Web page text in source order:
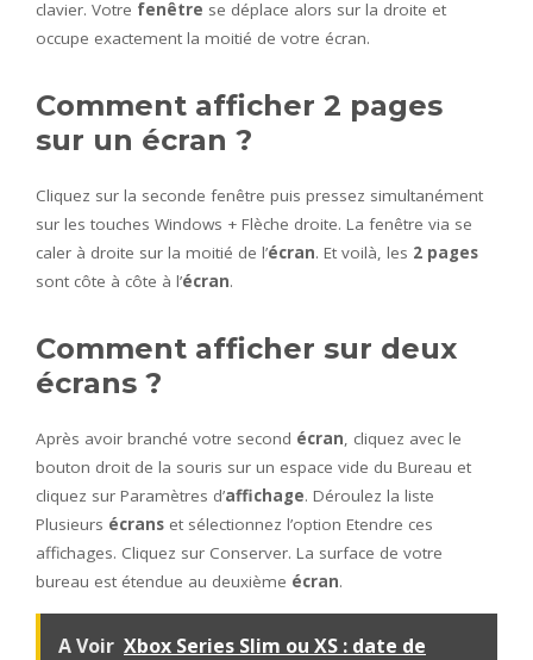
clavier. Votre fenêtre se déplace alors sur la droite et
occupe exactement la moitié de votre écran.
Comment afficher 2 pages
sur un écran ?
Cliquez sur la seconde fenêtre puis pressez simultanément
sur les touches Windows + Flèche droite. La fenêtre via se
caler à droite sur la moitié de l’écran. Et voilà, les 2 pages
sont côte à côte à l’écran.
Comment afficher sur deux
écrans ?
Après avoir branché votre second écran, cliquez avec le
bouton droit de la souris sur un espace vide du Bureau et
cliquez sur Paramètres d’affichage. Déroulez la liste
Plusieurs écrans et sélectionnez l’option Etendre ces
affichages. Cliquez sur Conserver. La surface de votre
bureau est étendue au deuxième écran.
A Voir Xbox Series Slim ou XS : date de